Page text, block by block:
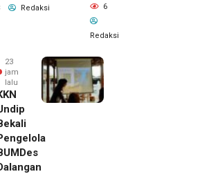
Redaksi 6
Redaksi
23
jam
lalu